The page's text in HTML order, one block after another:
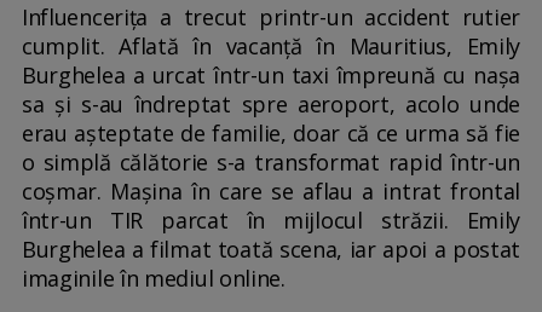
Influencerița a trecut printr-un accident rutier
cumplit. Aflată în vacanță în Mauritius, Emily
Burghelea a urcat într-un taxi împreună cu nașa
sa și s-au îndreptat spre aeroport, acolo unde
erau așteptate de familie, doar că ce urma să fie
o simplă călătorie s-a transformat rapid într-un
coșmar. Mașina în care se aflau a intrat frontal
într-un TIR parcat în mijlocul străzii. Emily
Burghelea a filmat toată scena, iar apoi a postat
imaginile în mediul online.